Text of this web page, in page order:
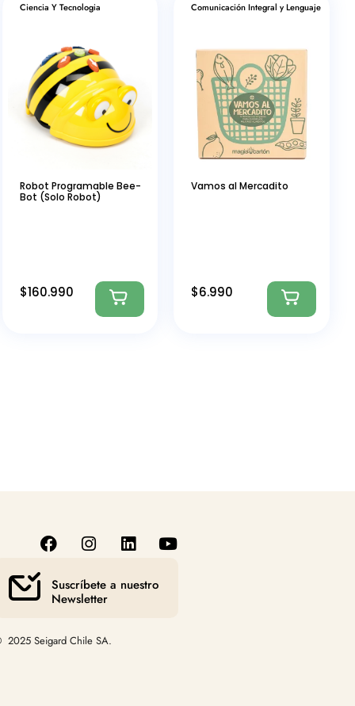
Ciencia Y Tecnologia
Robot Programable Bee-
Bot (Solo Robot)
$160.990
Comunicación Integral y Lenguaje
Vamos al Mercadito
$6.990
Suscríbete a nuestro
Newsletter
Seigard Chile SA.